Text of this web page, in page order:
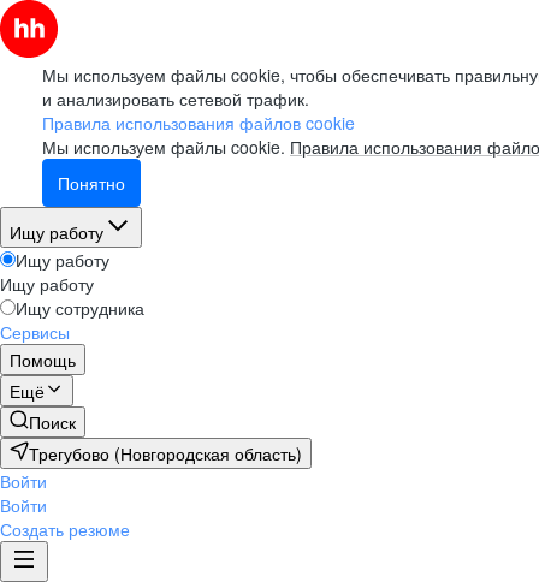
Мы используем файлы cookie, чтобы обеспечивать
и анализировать сетевой трафик.
Правила использования файлов cookie
Мы используем файлы cookie. Правила использования
Понятно
Ищу работу
Ищу работу
Ищу работу
Ищу сотрудника
Сервисы
Помощь
Ещё
Поиск
Трегубово (Новгородская область)
Войти
Войти
Создать резюме